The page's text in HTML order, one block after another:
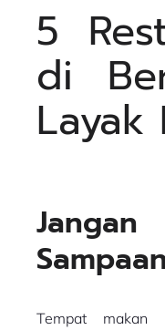
5
di
Layak
Tempat makan